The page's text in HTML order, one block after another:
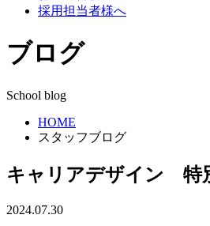
採用担当者様へ
ブログ
School blog
HOME
スタッフブログ
キャリアデザイン 特
2024.07.30